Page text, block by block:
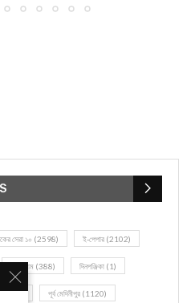
সেরা ১০ (2598) ই-পেপার (2102)
ঝাড়গ্রাম (388) দিনপঞ্জিকা (1)
পূর্ব মেদিনীপুর (1120)